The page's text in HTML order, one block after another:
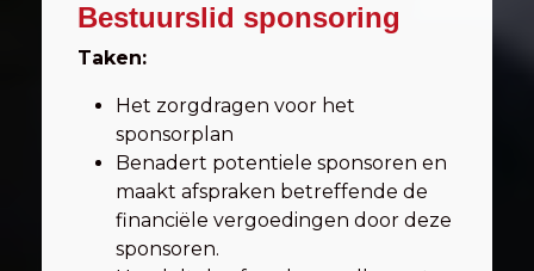
Bestuurslid sponsoring
Taken:
Het zorgdragen voor het
sponsorplan
Benadert potentiele sponsoren en
maakt afspraken betreffende de
financiële vergoedingen door deze
sponsoren.